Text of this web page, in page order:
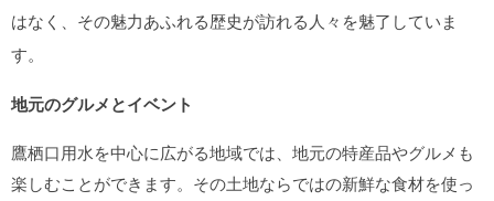
はなく、その魅力あふれる歴史が訪れる人々を魅了していま
す。
地元のグルメとイベント
鷹栖口用水を中心に広がる地域では、地元の特産品やグルメも
楽しむことができます。その土地ならではの新鮮な食材を使っ